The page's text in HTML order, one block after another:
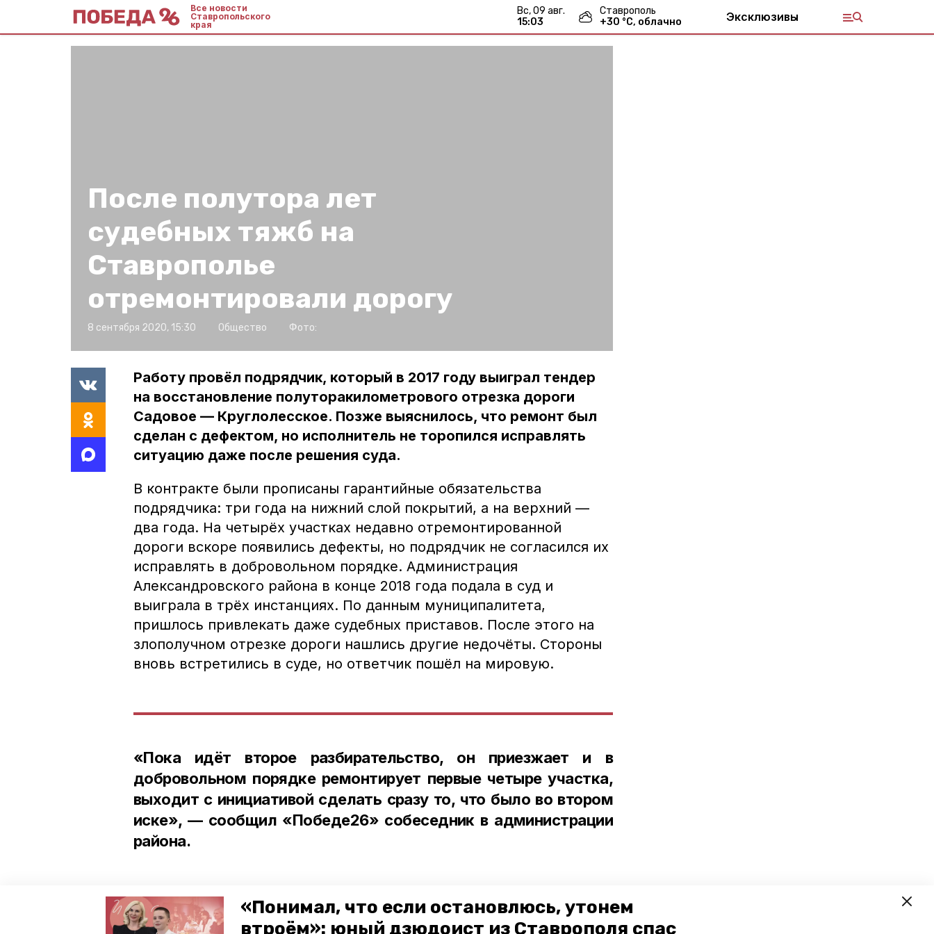
«Понимал, что если остановлюсь, утонем
втроём»: юный дзюдоист из Ставрополя спас
Все новости
Ставропольского
края
вс, 09 авг.
15:03
Ставрополь
+30 °С, облачно Эксклюзивы
После полутора лет
судебных тяжб на
Ставрополье
отремонтировали дорогу
8 сентября 2020, 15:30 Общество Фото:
Работу провёл подрядчик, который в 2017 году выиграл тендер
на восстановление полуторакилометрового отрезка дороги
Садовое — Круглолесское. Позже выяснилось, что ремонт был
сделан с дефектом, но исполнитель не торопился исправлять
ситуацию даже после решения суда.
В контракте были прописаны гарантийные обязательства
подрядчика: три года на нижний слой покрытий, а на верхний —
два года. На четырёх участках недавно отремонтированной
дороги вскоре появились дефекты, но подрядчик не согласился их
исправлять в добровольном порядке. Администрация
Александровского района в конце 2018 года подала в суд и
выиграла в трёх инстанциях. По данным муниципалитета,
пришлось привлекать даже судебных приставов. После этого на
злополучном отрезке дороги нашлись другие недочёты. Стороны
вновь встретились в суде, но ответчик пошёл на мировую.
«Пока идёт второе разбирательство, он приезжает и в
добровольном порядке ремонтирует первые четыре участка,
выходит с инициативой сделать сразу то, что было во втором
иске», — сообщил «Победе26» собеседник в администрации
района.
В муниципалитете добавили, что к концу лета недочёты были